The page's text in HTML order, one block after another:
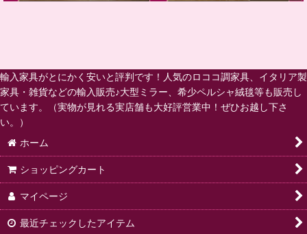
輸入家具がとにかく安いと評判です！人気のロココ調家具、イタリア製
家具・雑貨などの輸入販売♪大型ミラー、希少ペルシャ絨毯等も販売し
ています。（実物が見れる実店舗も大好評営業中！ぜひお越し下さ
い。）
ホーム
ショッピングカート
マイページ
最近チェックしたアイテム